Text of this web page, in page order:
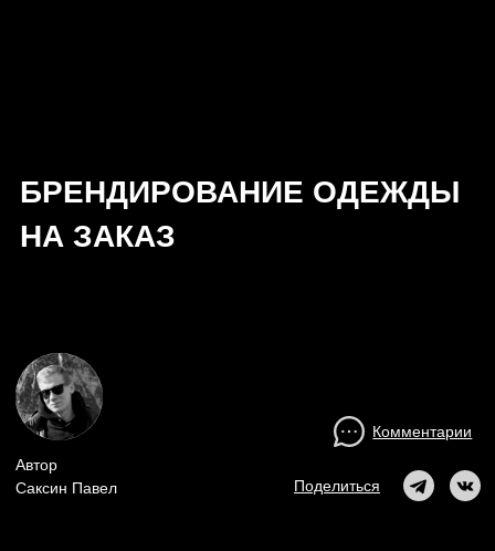
Автор